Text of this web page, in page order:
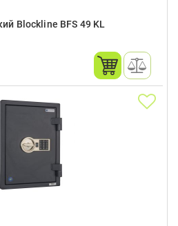
Blockline BFS 49 KL